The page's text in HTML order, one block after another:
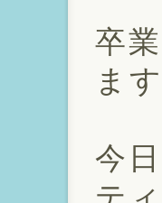
卒
ま
今